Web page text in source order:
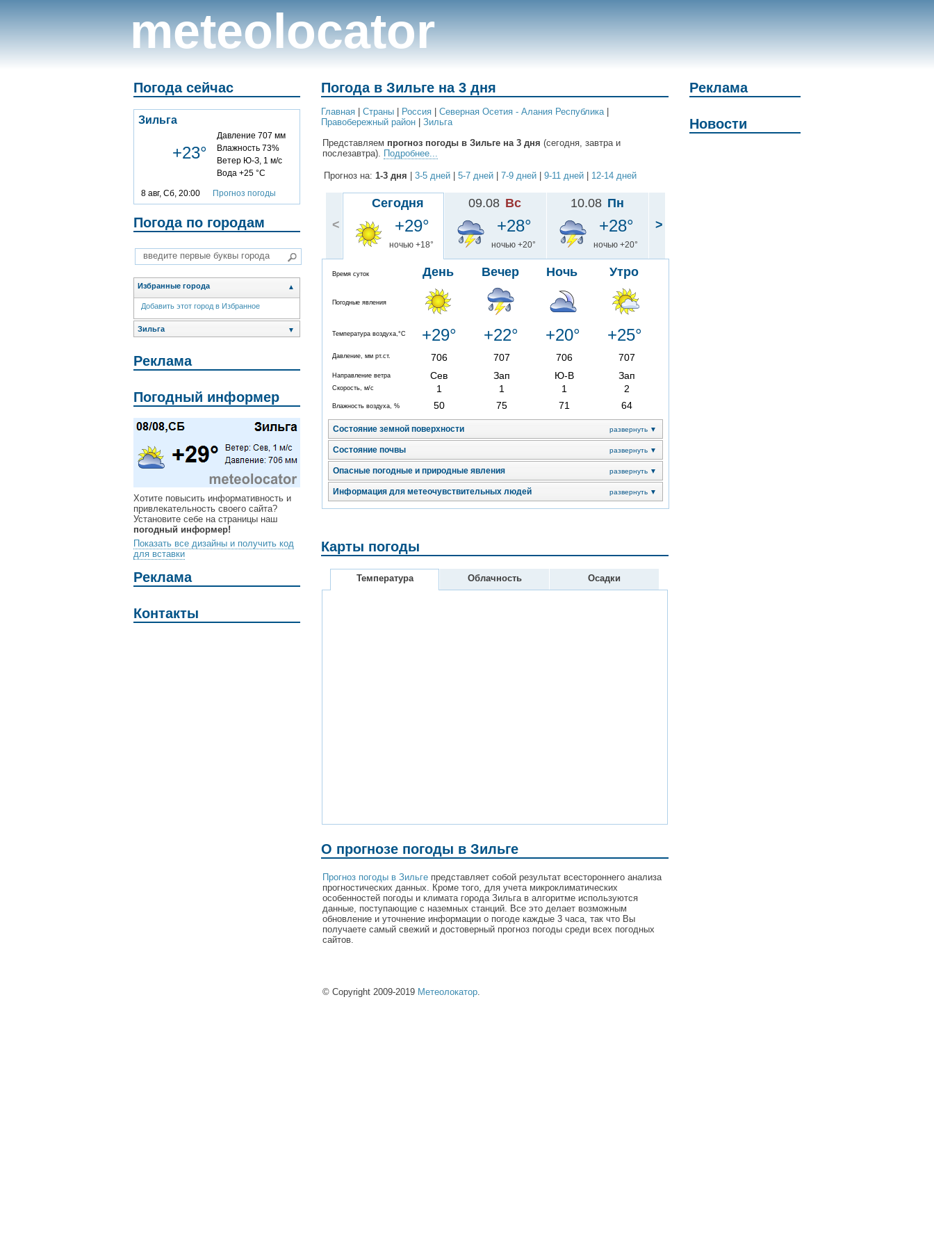
meteolocator
Погода сейчас
Зильга
+23°
Давление 707 мм
Влажность 73%
Ветер Ю-З, 1 м/с
Вода +25 °C
8 авг, Сб, 20:00 Прогноз погоды
Погода по городам
Избранные города ▲
Добавить этот город в Избранное
Зильга ▼
Реклама
Погодный информер
Хотите повысить информативность и
привлекательность своего сайта?
Установите себе на страницы наш
погодный информер!
Показать все дизайны и получить код
для вставки
Реклама
Контакты
Погода в Зильге на 3 дня
Главная Cтраны Россия Северная Осетия - Алания Республика|
Правобережный район
Зильга
Представляем прогноз погоды в Зильге на 3 дня (сегодня, завтра и
послезавтра). Подробнее...
Прогноз на: 1-3 дня 3-5 дней 5-7 дней 7-9 дней 9-11 дней 12-14 дней
<
Сегодня
+29°
ночью +18°
Время суток День Вечер Ночь Утро
Погодные явления
Температура воздуха,°C +29° +22° +20° +25°
Давление, мм рт.ст. 706 707 706 707
Направление ветра Сев Зап Ю-В Зап
Скорость, м/с 1 1 1 2
Влажность воздуха, % 50 75 71 64
Состояние земной поверхности развернуть ▼
Состояние почвы развернуть ▼
Опасные погодные и природные явления развернуть ▼
Информация для метеочувствительных людей развернуть ▼
09.08 Вс
+28°
ночью +20°
10.08 Пн
+28°
ночью +20°
>
Карты погоды
Температура Облачность Осадки
О прогнозе погоды в Зильге
Прогноз погоды в Зильге представляет собой результат всестороннего анализа
прогностических данных. Кроме того, для учета микроклиматических
особенностей погоды и климата города Зильга в алгоритме используются
данные, поступающие с наземных станций. Все это делает возможным
обновление и уточнение информации о погоде каждые 3 часа, так что Вы
получаете самый свежий и достоверный прогноз погоды среди всех погодных
сайтов.
© Copyright 2009-2019 Метеолокатор
Реклама
Новости